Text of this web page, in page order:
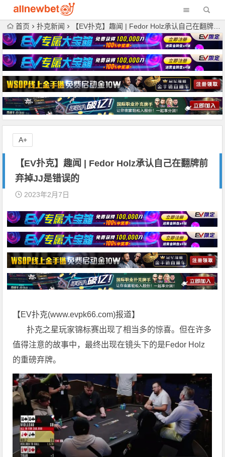
首页 扑克新闻 【EV扑克】趣闻 | Fedor Holz承认自己在翻牌前弃掉JJ是错误的
【EV扑克】趣闻 | Fedor Holz承认自己在翻牌前
弃掉JJ是错误的
2023年2月7日
【EV扑克(www.evpk66.com)报道】
扑克之星玩家锦标赛出现了相当多的惊喜。但在许多
值得注意的故事中，最终出现在镜头下的是Fedor Holz
的重磅弃牌。
A+